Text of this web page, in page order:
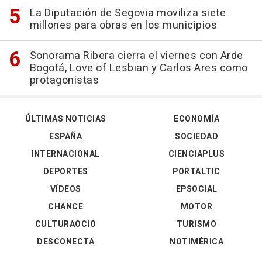
La Diputación de Segovia moviliza siete
millones para obras en los municipios
Sonorama Ribera cierra el viernes con Arde
Bogotá, Love of Lesbian y Carlos Ares como
protagonistas
ÚLTIMAS NOTICIAS
ESPAÑA
INTERNACIONAL
DEPORTES
VÍDEOS
ECONOMÍA
SOCIEDAD
CIENCIAPLUS
PORTALTIC
EPSOCIAL
CHANCE
CULTURAOCIO
DESCONECTA
MOTOR
TURISMO
NOTIMÉRICA